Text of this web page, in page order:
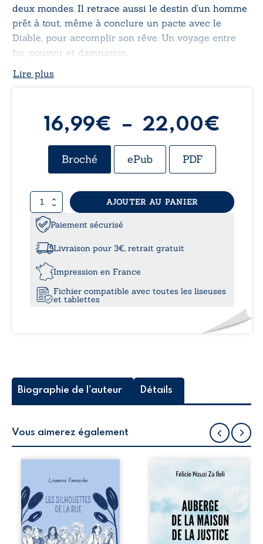
deux mondes. Il retrace aussi le destin d’un homme
prêt à tout, même à conclure un pacte avec le
Diable, pour accomplir son rêve. Un voyage entre
foi, pouvoir et damnation.
Lire plus
16,99€ – 22,00€
Broché ePub PDF
quantité
de
La
malédiction
du
Graal
AJOUTER AU PANIER
Paiement sécurisé
Livraison pour 3€, retrait gratuit
Impression en France
Fichier compatible avec toutes les liseuses
et tablettes
Biographie de l'auteur Détails
Vous aimerez également
la rue donne la
parole à six
personnages
ordinaires,
traversés par des
pensées, des
émotions et des
Auberge de la
récit-témoignage
consacré au
parcours
exemplaire de
Mbala Zi Nkuaku